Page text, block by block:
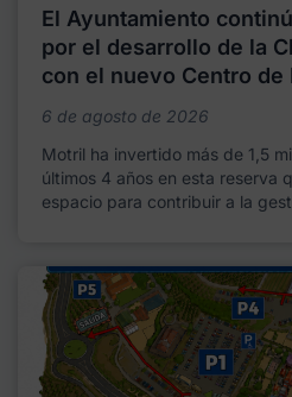
El Ayuntamiento
por el desarrollo de la
con el nuevo Centro de
6 de agosto de 2026
Motril ha invertido más de 1,5
últimos 4 años en esta reserva
espacio para contribuir a la